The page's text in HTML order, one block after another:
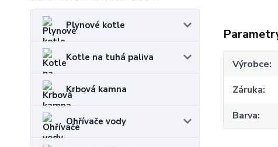
Plynové kotle
Kotle na tuhá paliva
Krbová kamna
Ohřívače vody
Výrobce
Záruka
Barva